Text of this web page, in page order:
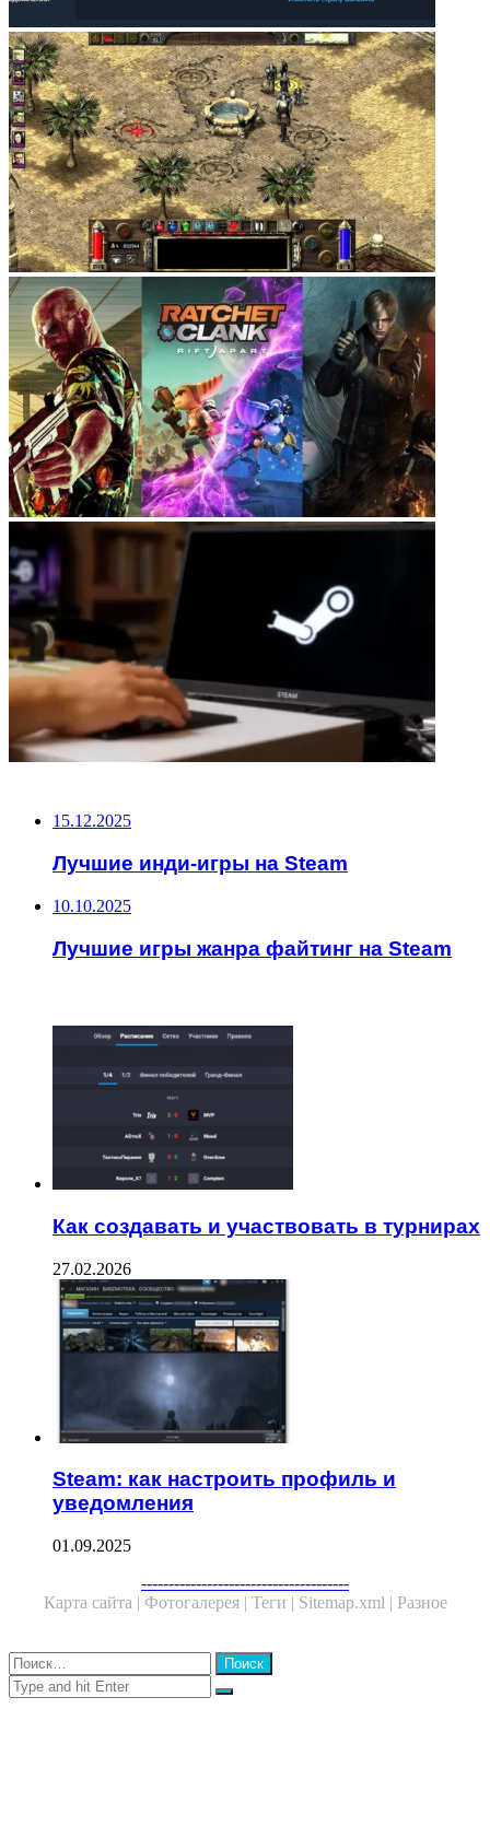
15.12.2025
Лучшие инди-игры на Steam
10.10.2025
Лучшие игры жанра файтинг на Steam
Как создавать и участвовать в турнирах
27.02.2026
Steam: как настроить профиль и
уведомления
01.09.2025
--------------------------------------
Карта сайта | Фотогалерея | Теги | Sitemap.xml | Разное
Close
Найти:
Close
Search